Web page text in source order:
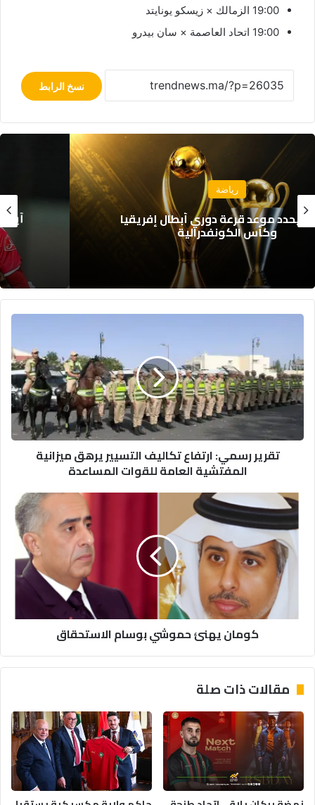
19:00 الزمالك × زيسكو يونايتد
19:00 اتحاد العاصمة × سان بيدرو
نسخ الرابط
رياضة
أيمن الحسوني يعود إلى الوداد الرياضي بعقد
يمتد لموسم واحد
تقرير
تكاليف
التسيير
يرهق
ميزانية
المفتشية
العامة
للقواتتقرير رسمي: ارتفاع تكاليف التسيير يرهق ميزانية
المفتشية العامة للقوات المساعدة
كومان
يهنئ
حموشي
بوسام
الاستحقاق
كومان يهنئ حموشي بوسام الاستحقاق
مقالات ذات صلة